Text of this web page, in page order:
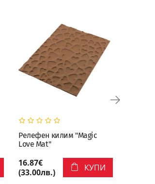
Релефен килим "Magic
Love Mat"
16.87€
(33.00лв.)
КУПИ